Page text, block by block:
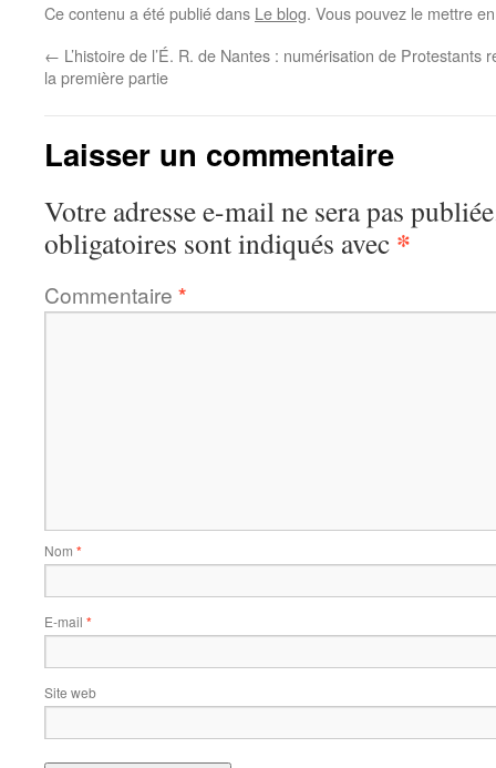
Ce contenu a été publié dans Le blog. Vous pouvez le mettre
← L’histoire de l’É. R. de Nantes : numérisation de
la première partie
Protestants
Laisser un commentaire
Votre adresse e-mail ne sera pas
obligatoires sont indiqués avec *
Commentaire *
Nom *
E-mail *
Site web